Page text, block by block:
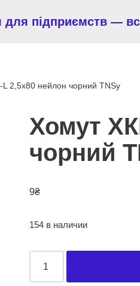
для підприємств —
2,5х80 нейлон чорний TNSy
Хомут
чорний
9₴
154 в наличии